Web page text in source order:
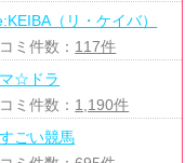
（リ・ケイバ）
ミ件数： 117件
☆ドラ
ミ件数： 1,190件
ごい競馬